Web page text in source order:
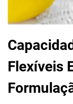
Flexíveis